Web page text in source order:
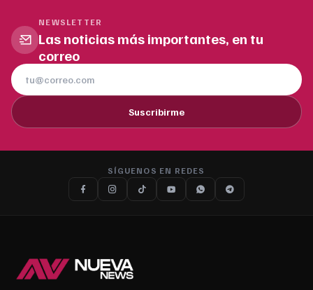
NEWSLETTER
Las noticias más importantes, en tu
correo
Suscribirme
SÍGUENOS EN REDES